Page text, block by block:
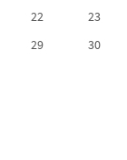
22
23
29
30